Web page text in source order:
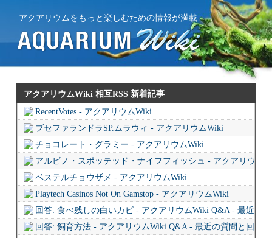
アクアリウムをもっと楽しむための情報が満載
アクアリウムWiki 相互RSS 新着記事
RecentVotes - アクアリウムWiki
ブセファランドラSP.ムラウィ - アクアリウムWiki
チョコレート・グラミー - アクアリウムWiki
アルビノ・スポッテッド・ナイフフィッシュ - アクアリウム
ベステルチョウザメ - アクアリウムWiki
Playtech Casinos Not On Gamstop - アクアリウムWiki
回答: 食べ残しの白いカビ - アクアリウムWiki Q&A - 最近の
回答: 飼育方法 - アクアリウムWiki Q&A - 最近の質問と回答